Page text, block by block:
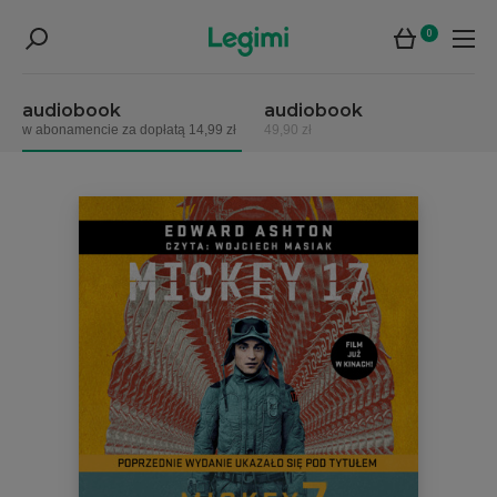
0
audiobook
w abonamencie za dopłatą 14,99 zł
audiobook
49,90 zł